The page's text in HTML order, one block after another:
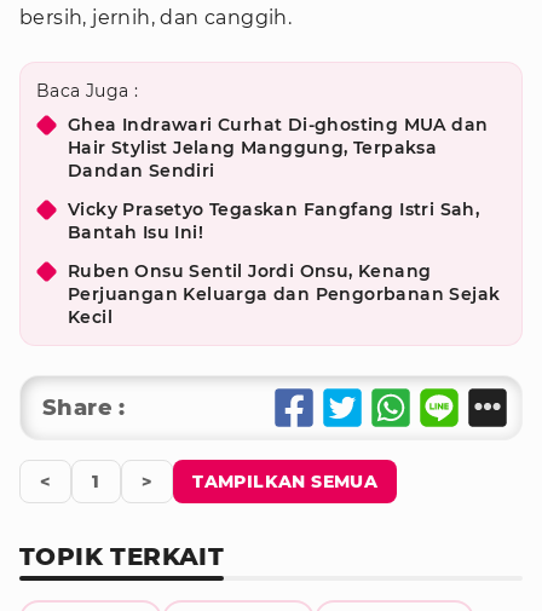
bersih, jernih, dan canggih.
Baca Juga :
Ghea Indrawari Curhat Di-ghosting MUA dan
Hair Stylist Jelang Manggung, Terpaksa
Dandan Sendiri
Vicky Prasetyo Tegaskan Fangfang Istri Sah,
Bantah Isu Ini!
Ruben Onsu Sentil Jordi Onsu, Kenang
Perjuangan Keluarga dan Pengorbanan Sejak
Kecil
Share :
< 1 > TAMPILKAN SEMUA
TOPIK TERKAIT